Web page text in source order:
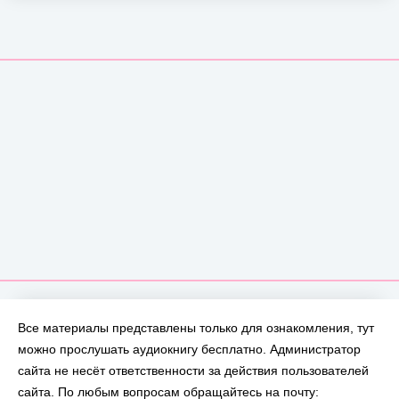
Все материалы представлены только для ознакомления, тут
можно прослушать аудиокнигу бесплатно. Администратор
сайта не несёт ответственности за действия пользователей
сайта. По любым вопросам обращайтесь на почту: